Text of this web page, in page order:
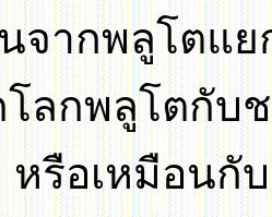
จากพลูโตแ
โลกพลูโตกับ
รือเหมือนกั